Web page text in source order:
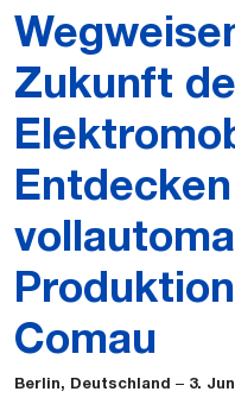
Zukunft
Comau
Berlin, Deutschland – 3.